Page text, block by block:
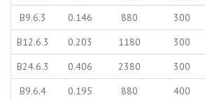
B9.6.3
0.146 880 300
B12.6.3
0.203 1180 300
B24.6.3
0.406 2380 300
B9.6.4
0.195 880 400